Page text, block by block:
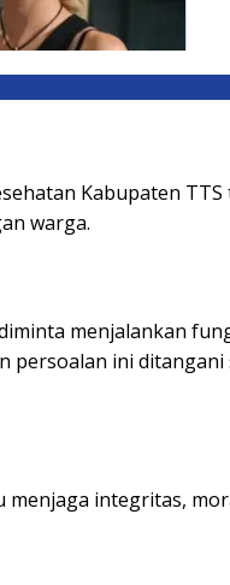
Kabupaten TTS
warga.
menjalankan
persoalan ini ditangani
integritas,